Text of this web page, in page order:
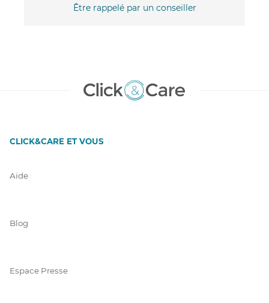
Être rappelé par un conseiller
CLICK&CARE ET VOUS
Aide
Blog
Espace Presse